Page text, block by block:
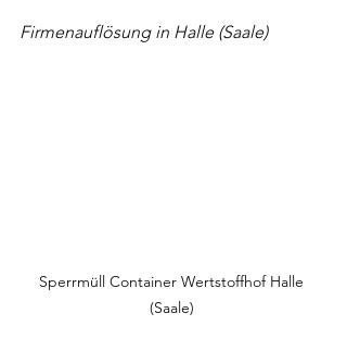
Firmenauflösung in Halle (Saale)
Sperrmüll Container Wertstoffhof Halle
(Saale)